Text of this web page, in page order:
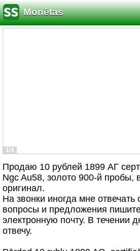
Monētas
1/4
Продаю 10 рублей 1899 АГ
Ngc Au58, золото 900-й пробы,
оригинал.
На звонки иногда мне
вопросы и предложения
электронную почту. В течении
отвечу.